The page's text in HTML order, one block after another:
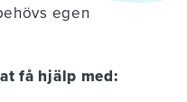
egen
få hjälp med: